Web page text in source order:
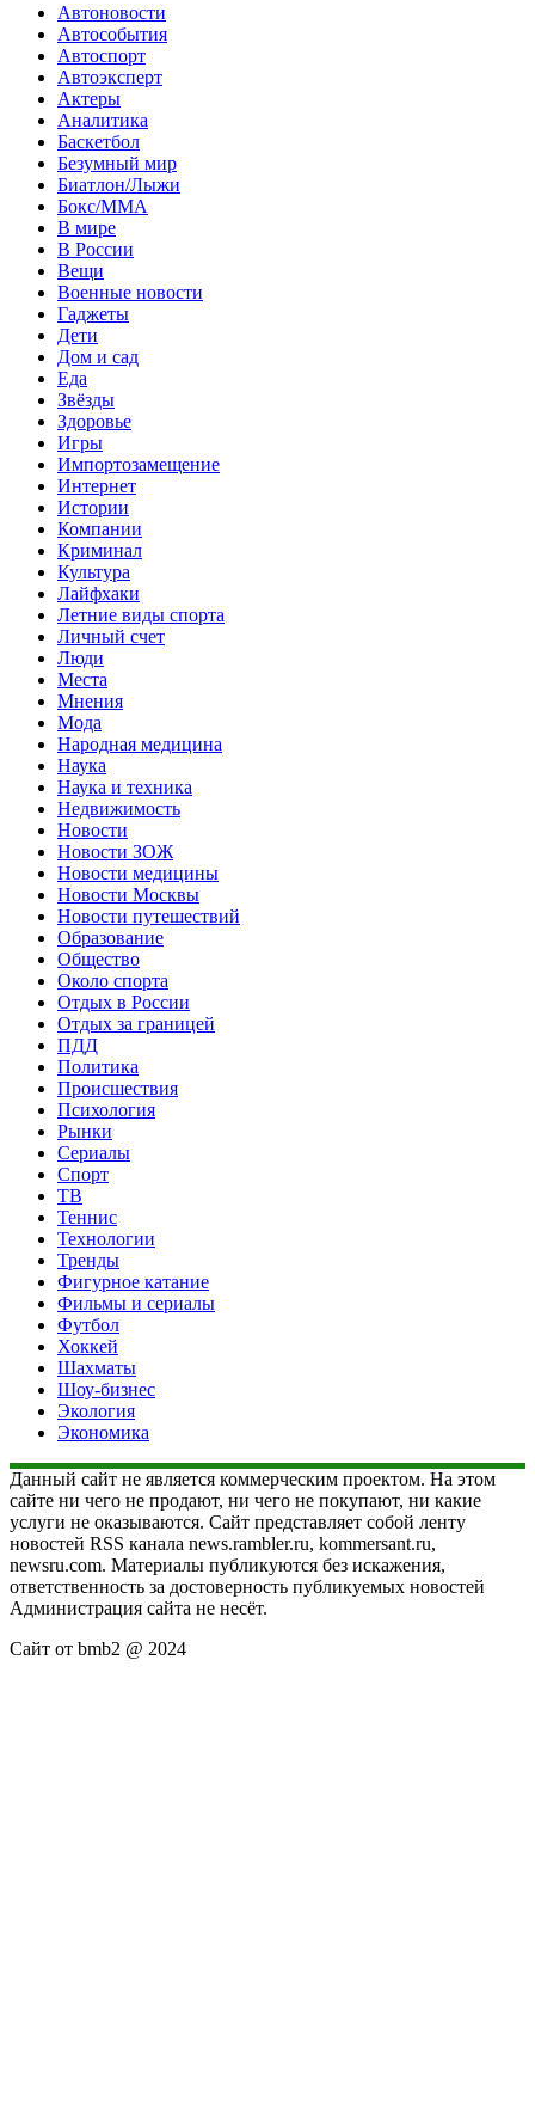
Автоновости
Автособытия
Автоспорт
Автоэксперт
Актеры
Аналитика
Баскетбол
Безумный мир
Биатлон/Лыжи
Бокс/MMA
В мире
В России
Вещи
Военные новости
Гаджеты
Дети
Дом и сад
Еда
Звёзды
Здоровье
Игры
Импортозамещение
Интернет
Истории
Компании
Криминал
Культура
Лайфхаки
Летние виды спорта
Личный счет
Люди
Места
Мнения
Мода
Народная медицина
Наука
Наука и техника
Недвижимость
Новости
Новости ЗОЖ
Новости медицины
Новости Москвы
Новости путешествий
Образование
Общество
Около спорта
Отдых в России
Отдых за границей
ПДД
Политика
Происшествия
Психология
Рынки
Сериалы
Спорт
ТВ
Теннис
Технологии
Тренды
Фигурное катание
Фильмы и сериалы
Футбол
Хоккей
Шахматы
Шоу-бизнес
Экология
Экономика
Данный сайт не является коммерческим проектом. На этом
сайте ни чего не продают, ни чего не покупают, ни какие
услуги не оказываются. Сайт представляет собой ленту
новостей RSS канала news.rambler.ru, kommersant.ru,
newsru.com. Материалы публикуются без искажения,
ответственность за достоверность публикуемых новостей
Администрация сайта не несёт.
Сайт от bmb2 @ 2024